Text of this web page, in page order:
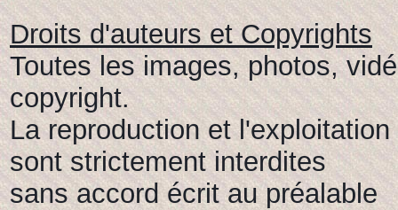
Droits d'auteurs et Copyrights
Toutes les images, photos,
copyright.
La reproduction et
sont strictement interdites
sans accord écrit au préalable